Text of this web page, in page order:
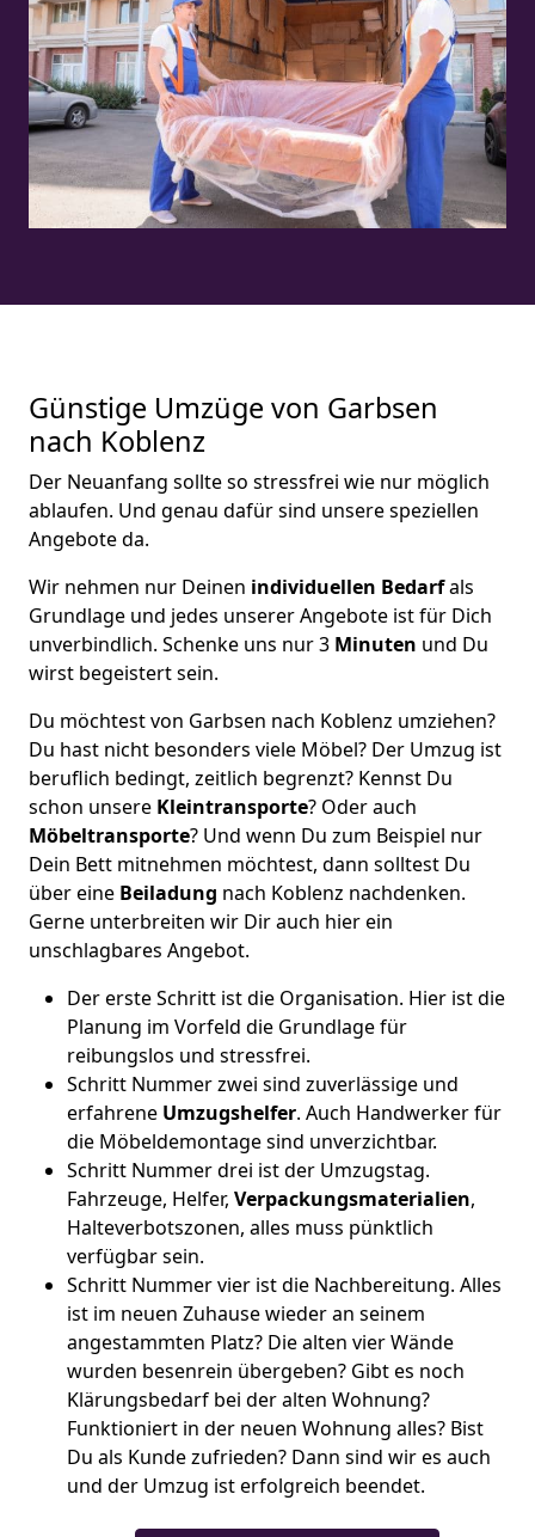
Günstige Umzüge von Garbsen
nach Koblenz
Der Neuanfang sollte so stressfrei wie nur möglich
ablaufen. Und genau dafür sind unsere speziellen
Angebote da.
Wir nehmen nur Deinen individuellen Bedarfals
Grundlage und jedes unserer Angebote ist für Dich
unverbindlich. Schenke uns nur 3 Minuten und Du
wirst begeistert sein.
Du möchtest von Garbsen nach Koblenz umziehen?
Du hast nicht besonders viele Möbel? Der Umzug ist
beruflich bedingt, zeitlich begrenzt? Kennst Du
schon unsere Kleintransporte? Oder auch
Möbeltransporte? Und wenn Du zum Beispiel nur
Dein Bett mitnehmen möchtest, dann solltest Du
über eine Beiladung nach Koblenz nachdenken.
Gerne unterbreiten wir Dir auch hier ein
unschlagbares Angebot.
Der erste Schritt ist die Organisation. Hier ist die
Planung im Vorfeld die Grundlage für
reibungslos und stressfrei.
Schritt Nummer zwei sind zuverlässige und
erfahrene Umzugshelfer. Auch Handwerker für
die Möbeldemontage sind unverzichtbar.
Schritt Nummer drei ist der Umzugstag.
Fahrzeuge, Helfer, Verpackungsmaterialien,
Halteverbotszonen, alles muss pünktlich
verfügbar sein.
Schritt Nummer vier ist die Nachbereitung. Alles
ist im neuen Zuhause wieder an seinem
angestammten Platz? Die alten vier Wände
wurden besenrein übergeben? Gibt es noch
Klärungsbedarf bei der alten Wohnung?
Funktioniert in der neuen Wohnung alles? Bist
Du als Kunde zufrieden? Dann sind wir es auch
und der Umzug ist erfolgreich beendet.